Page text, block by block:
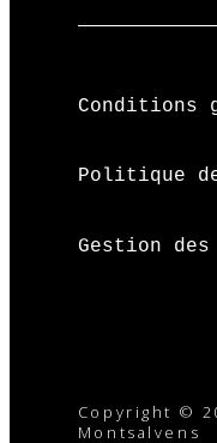
Conditions
Politique
Gestion
Copyright ©
Montsalvens